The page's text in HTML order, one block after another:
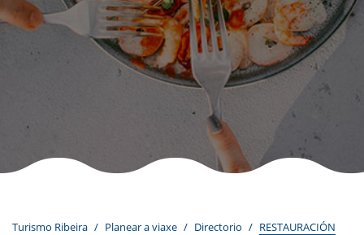
Turismo Ribeira Planear a viaxe Directorio RESTAURACIÓN